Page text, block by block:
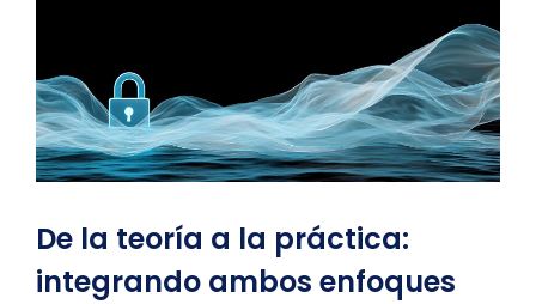
De la teoría a la práctica:
integrando ambos enfoques